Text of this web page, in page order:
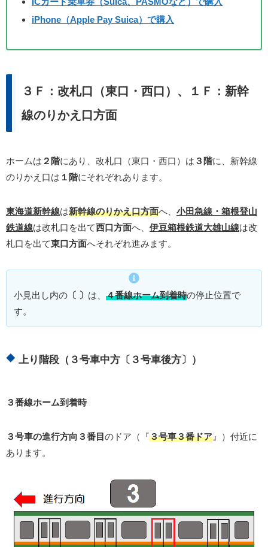
iPhone（Apple Pay Suica）で購入
３Ｆ：改札口（東口・西口）、１Ｆ：新幹
線のりかえ口方面
ホームは ２階にあり、改札口（東口・西口）は ３階に、新幹線
のりかえ口は １階にそれぞれあります。
東海道新幹線は新幹線のりかえ口方面へ、 小田急線・箱根登山
鉄道線は改札口を出て西口方面へ、 伊豆箱根鉄道大雄山線は改
札口を出て東口方面へそれぞれ進みます。
小見出し内の 〔 〕 は、 ４番線ホーム到着時の停止位置で
す。
上り階段（３号車中方〔３号車後方〕）
３番線ホーム到着時
３号車の進行方向３番目 のドア（『３号車３番ドア 』）付近に
あります。